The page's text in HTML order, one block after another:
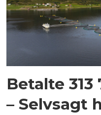
Betalte
– Selvsagt